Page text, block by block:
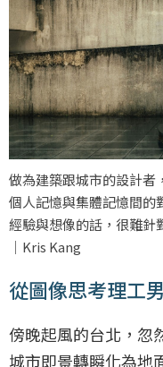
做為建築跟城市的設計者
個人記憶與集體記憶間的
經驗與想像的話，很難針
｜Kris Kang
從圖像思考理工
傍晚起風的台北，忽
城市即景轉瞬化為地